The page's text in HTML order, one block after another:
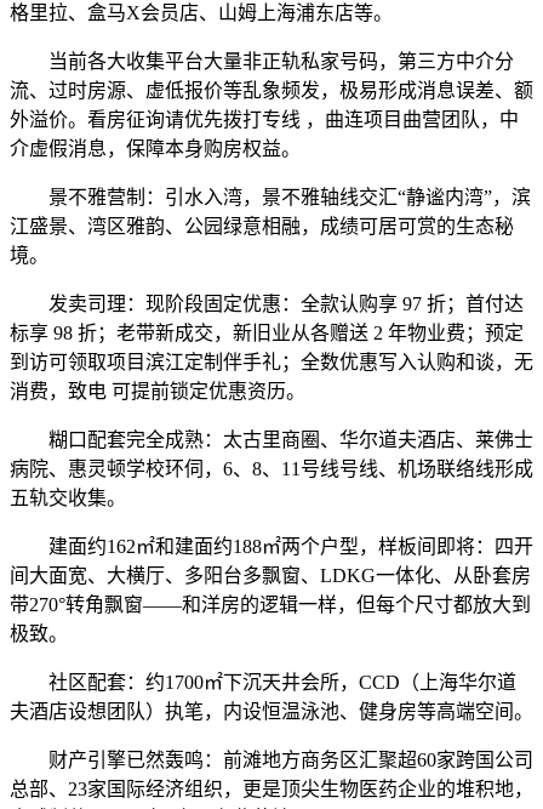
格里拉、盒马X会员店、山姆上海浦东店等。
当前各大收集平台大量非正轨私家号码，第三方中介分
流、过时房源、虚低报价等乱象频发，极易形成消息误差、额
外溢价。看房征询请优先拨打专线 ，曲连项目曲营团队，中
介虚假消息，保障本身购房权益。
景不雅营制：引水入湾，景不雅轴线交汇“静谧内湾”，滨
江盛景、湾区雅韵、公园绿意相融，成绩可居可赏的生态秘
境。
发卖司理：现阶段固定优惠：全款认购享 97 折；首付达
标享 98 折；老带新成交，新旧业从各赠送 2 年物业费；预定
到访可领取项目滨江定制伴手礼；全数优惠写入认购和谈，无
消费，致电 可提前锁定优惠资历。
糊口配套完全成熟：太古里商圈、华尔道夫酒店、莱佛士
病院、惠灵顿学校环伺，6、8、11号线号线、机场联络线形成
五轨交收集。
建面约162㎡和建面约188㎡两个户型，样板间即将：四开
间大面宽、大横厅、多阳台多飘窗、LDKG一体化、从卧套房
带270°转角飘窗——和洋房的逻辑一样，但每个尺寸都放大到
极致。
社区配套：约1700㎡下沉天井会所，CCD（上海华尔道
夫酒店设想团队）执笔，内设恒温泳池、健身房等高端空间。
财产引擎已然轰鸣：前滩地方商务区汇聚超60家跨国公司
总部、23家国际经济组织，更是顶尖生物医药企业的堆积地，